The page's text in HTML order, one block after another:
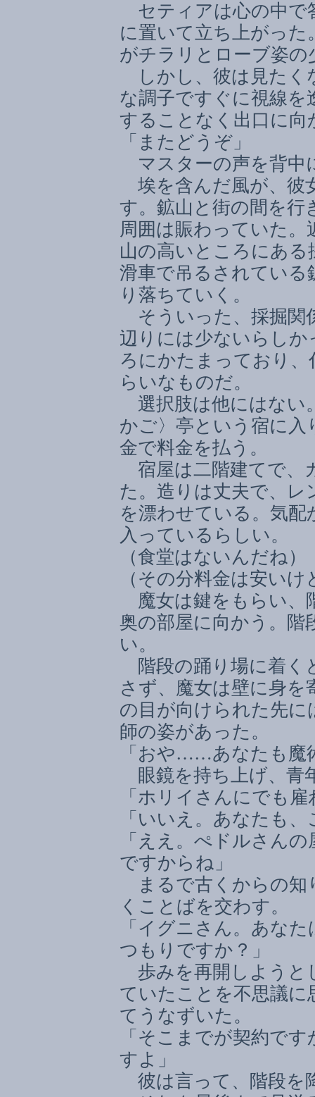
セティアは心の中で
に置いて立ち上がっ
がチラリとローブ姿の
しかし、彼は見たく
な調子ですぐに視線
することなく出口に向
「またどうぞ」
マスターの声を背中
埃を含んだ風が、彼
す。鉱山と街の間を行
周囲は賑わっていた
山の高いところにあ
滑車で吊るされてい
り落ちていく。
そういった、採掘関
辺りには少ないらし
ろにかたまっており
らいなものだ。
選択肢は他にはない
かご〉亭という宿に入
金で料金を払う。
宿屋は二階建てで、
た。造りは丈夫で、レ
を漂わせている。気
入っているらしい。
（食堂はないんだね）
（その分料金は安いけ
魔女は鍵をもらい、
奥の部屋に向かう。階
い。
階段の踊り場に着く
さず、魔女は壁に身を
の目が向けられた先に
師の姿があった。
「おや……あなたも魔
眼鏡を持ち上げ、青
「ホリイさんにでも
「いいえ。あなたも
「ええ。ぺドルさん
ですからね」
まるで古くからの知
くことばを交わす。
「イグニさん。あな
つもりですか？」
歩みを再開しようと
ていたことを不思議に
てうなずいた。
「そこまでが契約で
すよ」
彼は言って、階段を